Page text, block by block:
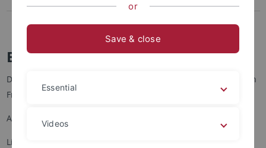
Ansprechpartner (Beratung, Organisation)
Bachelor / Master -Prüfungsamt
Das Prüfungsamt für Bachelor- und Masterstudenten wird von
Frau Mine Eliuz verwaltet.
Alle Kontaktdaten sehen Sie rechts.
Links unter "Prüfungsordnung" finden Sie die Studien- und
or
Save & close
Essential
Videos